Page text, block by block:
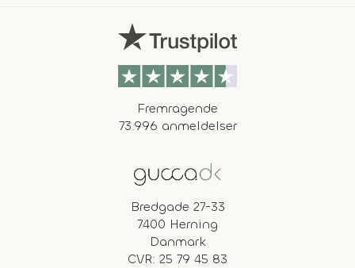
Fremragende
73.996 anmeldelser
Bredgade 27-33
7400 Herning
Danmark
CVR: 25 79 45 83